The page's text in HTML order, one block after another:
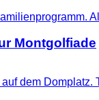
Montgolfiade